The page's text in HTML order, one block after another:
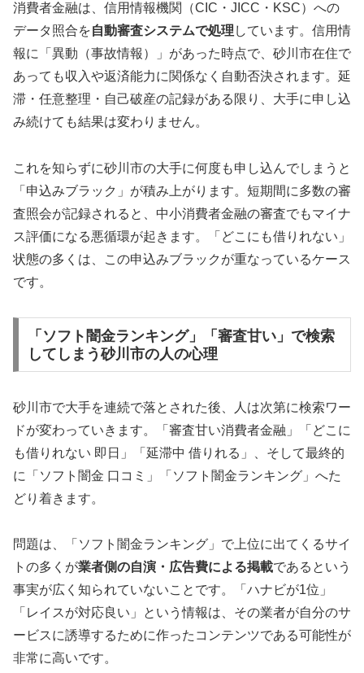
消費者金融は、信用情報機関（CIC・JICC・KSC）への
データ照合を自動審査システムで処理 しています。信用情
報に「異動（事故情報）」があった時点で、砂川市在住で
あっても収入や返済能力に関係なく自動否決されます。延
滞・任意整理・自己破産の記録がある限り、大手に申し込
み続けても結果は変わりません。
これを知らずに砂川市の大手に何度も申し込んでしまうと
「申込みブラック」が積み上がります。短期間に多数の審
査照会が記録されると、中小消費者金融の審査でもマイナ
ス評価になる悪循環が起きます。「どこにも借りれない」
状態の多くは、この申込みブラックが重なっているケース
です。
「ソフト闇金ランキング」「審査甘い」で検索
してしまう砂川市の人の心理
砂川市で大手を連続で落とされた後、人は次第に検索ワー
ドが変わっていきます。「審査甘い消費者金融」「どこに
も借りれない 即日」「延滞中 借りれる」、そして最終的
に「ソフト闇金 口コミ」「ソフト闇金ランキング」へた
どり着きます。
問題は、「ソフト闇金ランキング」で上位に出てくるサイ
トの多くが業者側の自演・広告費による掲載であるという
事実が広く知られていないことです。「ハナビが1位」
「レイスが対応良い」という情報は、その業者が自分のサ
ービスに誘導するために作ったコンテンツである可能性が
非常に高いです。